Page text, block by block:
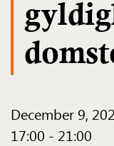
December 9,
17:00 - 21:00